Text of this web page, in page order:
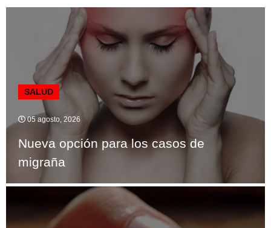
SALUD
05 agosto, 2026
Nueva opción para los casos de
migraña